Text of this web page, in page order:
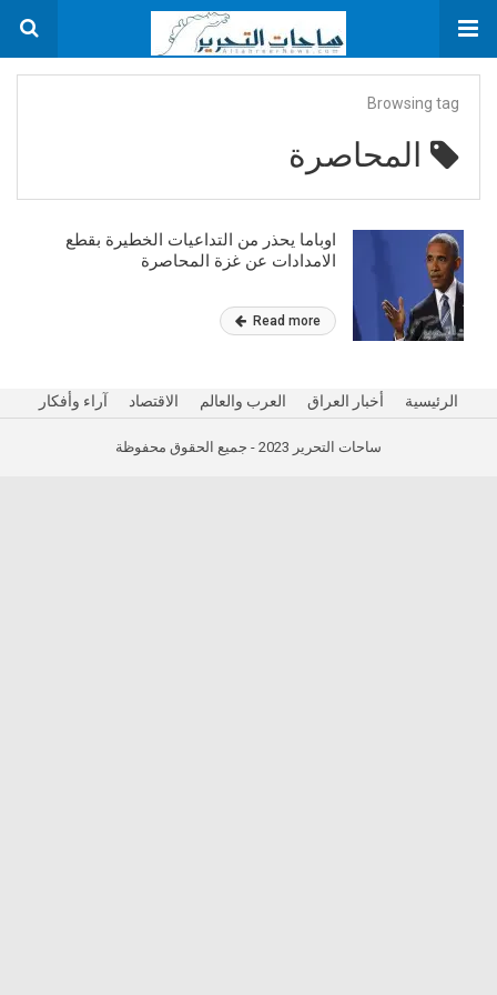
Browsing tag
المحاصرة
اوباما يحذر من التداعيات الخطيرة بقطع
الامدادات عن غزة المحاصرة
Read more
الرئيسية أخبار العراق العرب والعالم الاقتصاد آراء وأفكار
ساحات التحرير 2023 - جميع الحقوق محفوظة